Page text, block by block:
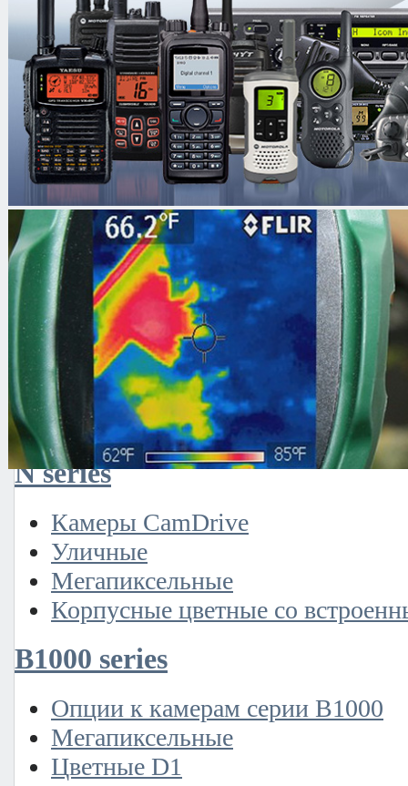
Аксессуары
Видеокамеры
Объективы
TFT мониторы
Видеосервера
Программное
обеспечение
Интеллектуальные
системы
Трансляционное
оборудование
Контроль доступа
Каталог/Системы
/IP-видеокамеры/ Beward
Beward
Купольные поворотные IP-
N series
Камеры CamDrive
Уличные
Мегапиксельные
Корпусные цветные со
B1000 series
Опции к камерам серии B1000
Мегапиксельные
Цветные D1